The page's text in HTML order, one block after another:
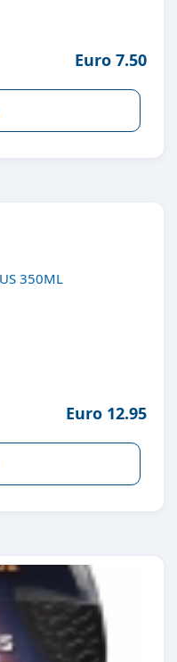
Euro 7.50
Euro 12.95